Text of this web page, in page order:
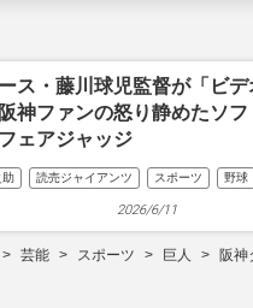
ス・藤川球児監督が「ビ
神ファンの怒り静めたソ
ェアジャッジ
助 読売ジャイアンツ スポーツ 野球
2026/6/11
芸能 スポーツ 巨人 阪神